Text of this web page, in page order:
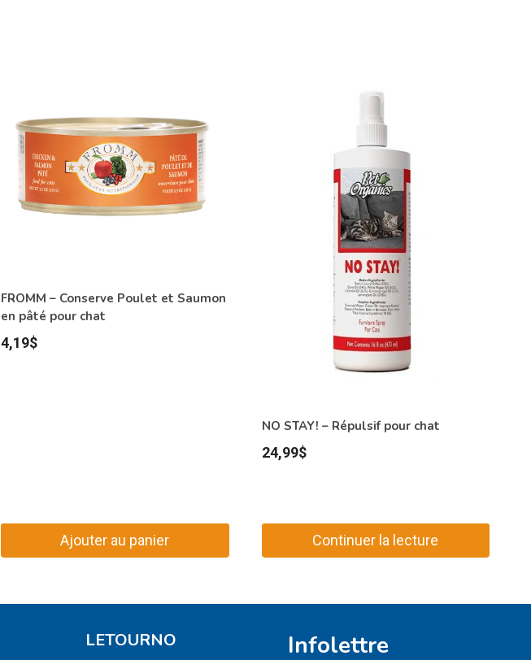
FROMM – Conserve Poulet et Saumon
en pâté pour chat
4,19$
Ajouter au panier
NO STAY! – Répulsif pour chat
24,99$
Continuer la lecture
LETOURNO Infolettre